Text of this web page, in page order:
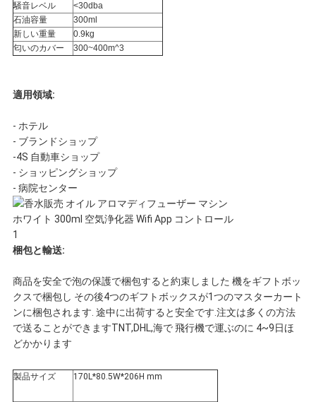
地
プ
ラ
イ
バ
シ
ー
ポ
リ
シ
騒音レベル
<30dba
石油容量
300ml
新しい重量
0.9kg
匂いのカバー
300~400m^3
適用領域:
- ホテル
- ブランドショップ
-4S 自動車ショップ
- ショッピングショップ
- 病院センター
梱包と輸送:
商品を安全で泡の保護で梱包すると約束しました 機をギフトボッ
クスで梱包し その後4つのギフトボックスが1つのマスターカート
ンに梱包されます. 途中に出荷すると安全です.注文は多くの方法
で送ることができますTNT,DHL,海で 飛行機で運ぶのに 4~9日ほ
どかかります
製品サイズ 170L*80.5W*206H mm